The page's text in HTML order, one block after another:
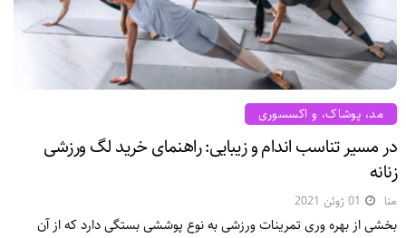
مد، پوشاک، و اکسسوری
در مسیر تناسب اندام و زیبایی: راهنمای خرید لگ ورزشی
زنانه
منا 01 ژوئن 2021
بخشی از بهره وری تمرینات ورزشی به نوع پوششی بستگی دارد که از آن